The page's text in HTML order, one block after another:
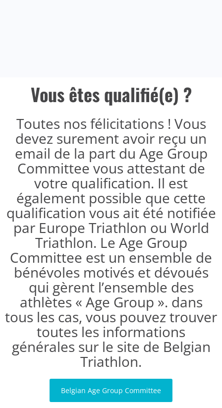
Vous êtes qualifié(e) ?
Toutes nos félicitations ! Vous
devez surement avoir reçu un
email de la part du Age Group
Committee vous attestant de
votre qualification. Il est
également possible que cette
qualification vous ait été notifiée
par Europe Triathlon ou World
Triathlon. Le Age Group
Committee est un ensemble de
bénévoles motivés et dévoués
qui gèrent l’ensemble des
athlètes « Age Group ». dans
tous les cas, vous pouvez trouver
toutes les informations
générales sur le site de Belgian
Triathlon.
Belgian Age Group Committee